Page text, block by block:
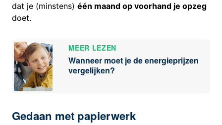
dat je (minstens)één maand op voorhand je opzeg
doet.
MEER LEZEN
Wanneer moet je de energieprijzen
vergelijken?
Gedaan met papierwerk